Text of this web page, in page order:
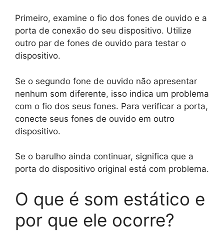
Primeiro, examine o fio dos fones de ouvido e a
porta de conexão do seu dispositivo. Utilize
outro par de fones de ouvido para testar o
dispositivo.
Se o segundo fone de ouvido não apresentar
nenhum som diferente, isso indica um problema
com o fio dos seus fones. Para verificar a porta,
conecte seus fones de ouvido em outro
dispositivo.
Se o barulho ainda continuar, significa que a
porta do dispositivo original está com problema.
O que é som estático e
por que ele ocorre?